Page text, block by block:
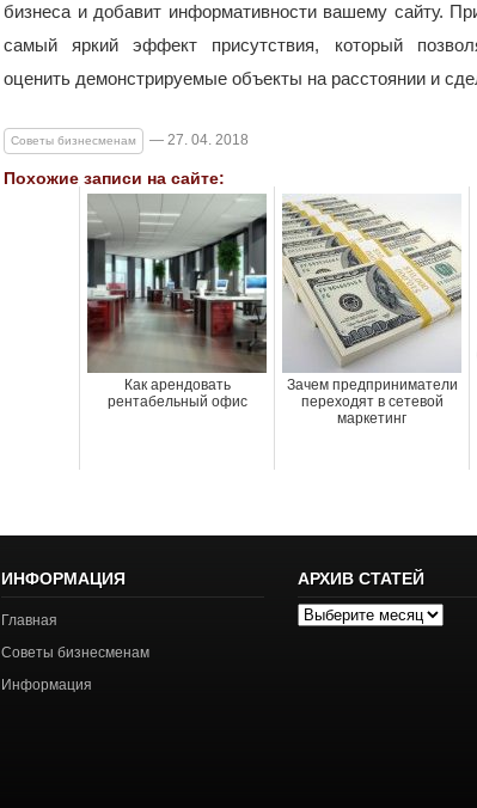
бизнеса и добавит информативности вашему сайту.
самый яркий эффект присутствия, который
оценить демонстрируемые объекты на расстоянии и
Советы бизнесменам — 27. 04. 2018
Похожие записи на сайте:
Как арендовать
рентабельный офис
Зачем предприниматели
переходят в сетевой
маркетинг
ИНФОРМАЦИЯ
Главная
Советы бизнесменам
Информация
АРХИВ СТАТЕЙ
Архив